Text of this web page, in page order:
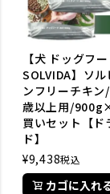
【犬 ドッグフ
SOLVIDA】ソル
ンフリーチキ
歳以上用/
買いセット【ド
ド】
¥9,438税込
カゴに入れ